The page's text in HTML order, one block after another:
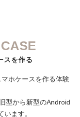
スを作る
ホケースを作る体験
型から新型のAndroid
ます。